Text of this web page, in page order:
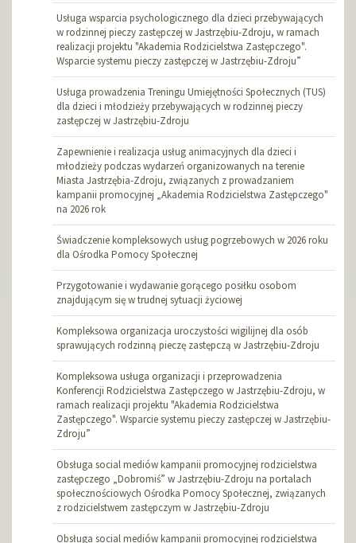
Usługa wsparcia psychologicznego dla dzieci przebywających
w rodzinnej pieczy zastępczej w Jastrzębiu-Zdroju, w ramach
realizacji projektu "Akademia Rodzicielstwa Zastępczego".
Wsparcie systemu pieczy zastępczej w Jastrzębiu-Zdroju”
Usługa prowadzenia Treningu Umiejętności Społecznych (TUS)
dla dzieci i młodzieży przebywających w rodzinnej pieczy
zastępczej w Jastrzębiu-Zdroju
Zapewnienie i realizacja usług animacyjnych dla dzieci i
młodzieży podczas wydarzeń organizowanych na terenie
Miasta Jastrzębia-Zdroju, związanych z prowadzaniem
kampanii promocyjnej „Akademia Rodzicielstwa Zastępczego"
na 2026 rok
Świadczenie kompleksowych usług pogrzebowych w 2026 roku
dla Ośrodka Pomocy Społecznej
Przygotowanie i wydawanie gorącego posiłku osobom
znajdującym się w trudnej sytuacji życiowej
Kompleksowa organizacja uroczystości wigilijnej dla osób
sprawujących rodzinną pieczę zastępczą w Jastrzębiu-Zdroju
Kompleksowa usługa organizacji i przeprowadzenia
Konferencji Rodzicielstwa Zastępczego w Jastrzębiu-Zdroju, w
ramach realizacji projektu "Akademia Rodzicielstwa
Zastępczego". Wsparcie systemu pieczy zastępczej w Jastrzębiu-
Zdroju”
Obsługa social mediów kampanii promocyjnej rodzicielstwa
zastępczego „Dobromiś” w Jastrzębiu-Zdroju na portalach
społecznościowych Ośrodka Pomocy Społecznej, związanych
z rodzicielstwem zastępczym w Jastrzębiu-Zdroju
Obsługa social mediów kampanii promocyjnej rodzicielstwa